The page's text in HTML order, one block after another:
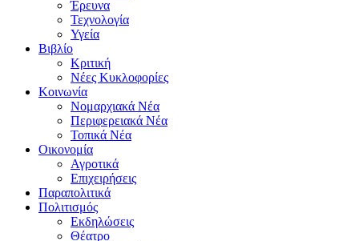
Έρευνα
Τεχνολογία
Υγεία
Βιβλίο
Κριτική
Νέες Κυκλοφορίες
Κοινωνία
Νομαρχιακά Νέα
Περιφερειακά Νέα
Τοπικά Νέα
Οικονομία
Αγροτικά
Επιχειρήσεις
Παραπολιτικά
Πολιτισμός
Εκδηλώσεις
Θέατρο